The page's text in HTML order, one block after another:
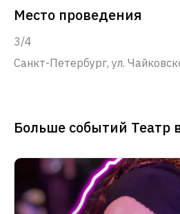
Место проведения
3/4
Санкт-Петербург, ул.
Больше событий Театр